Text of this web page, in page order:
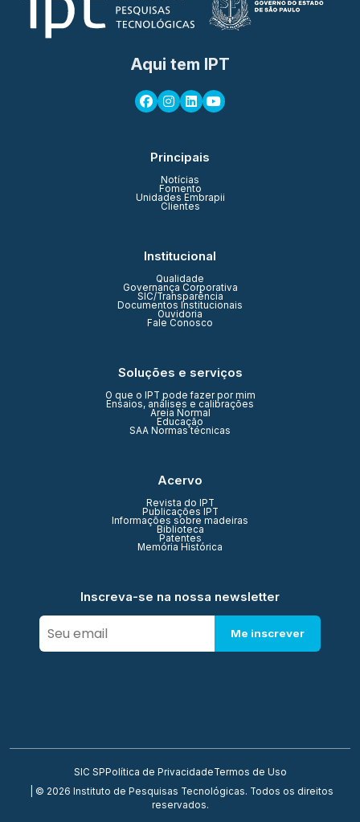
Aqui tem IPT
Principais
Notícias
Fomento
Unidades Embrapii
Clientes
Institucional
Qualidade
Governança Corporativa
SIC/Transparência
Documentos Institucionais
Ouvidoria
Fale Conosco
Soluções e serviços
O que o IPT pode fazer por mim
Ensaios, análises e calibrações
Areia Normal
Educação
SAA Normas técnicas
Acervo
Revista do IPT
Publicações IPT
Informações sobre madeiras
Biblioteca
Patentes
Memória Histórica
Inscreva-se na nossa newsletter
Me inscrever
SIC SP Política de PrivacidadeTermos de Uso
| © 2026 Instituto de Pesquisas Tecnológicas. Todos os direitos
reservados.